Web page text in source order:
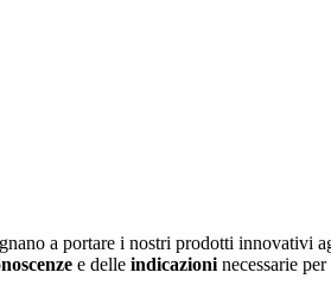
a portare i nostri prodotti innovativi
e delle indicazioni necessarie